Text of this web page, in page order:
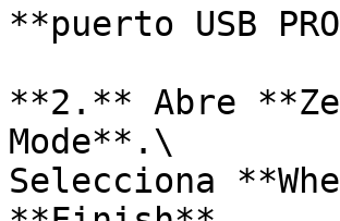
**puerto USB
**2.** Abre
Mode**.\
Selecciona